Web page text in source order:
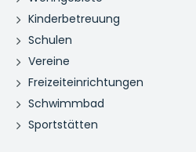
Kinderbetreuung
Schulen
Vereine
Freizeiteinrichtungen
Schwimmbad
Sportstätten